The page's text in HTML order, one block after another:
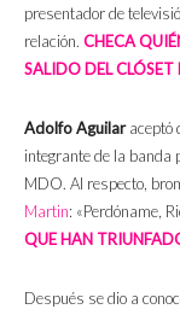
presentador de
relación. CHECA
SALIDO DEL
Adolfo Aguilaraceptó
integrante de la banda
MDO. Al respecto,
Martin: «Perdóname,
QUE HAN
Después se dio a